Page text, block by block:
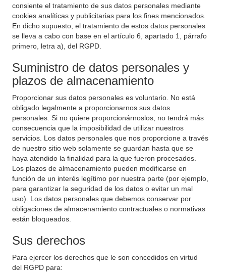
consiente el tratamiento de sus datos personales mediante
cookies analíticas y publicitarias para los fines mencionados.
En dicho supuesto, el tratamiento de estos datos personales
se lleva a cabo con base en el artículo 6, apartado 1, párrafo
primero, letra a), del RGPD.
Suministro de datos personales y
plazos de almacenamiento
Proporcionar sus datos personales es voluntario. No está
obligado legalmente a proporcionarnos sus datos
personales. Si no quiere proporcionárnoslos, no tendrá más
consecuencia que la imposibilidad de utilizar nuestros
servicios. Los datos personales que nos proporcione a través
de nuestro sitio web solamente se guardan hasta que se
haya atendido la finalidad para la que fueron procesados.
Los plazos de almacenamiento pueden modificarse en
función de un interés legítimo por nuestra parte (por ejemplo,
para garantizar la seguridad de los datos o evitar un mal
uso). Los datos personales que debemos conservar por
obligaciones de almacenamiento contractuales o normativas
están bloqueados.
Sus derechos
Para ejercer los derechos que le son concedidos en virtud
del RGPD para: